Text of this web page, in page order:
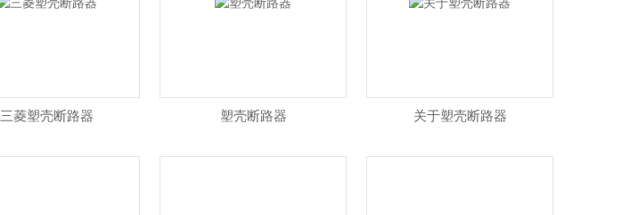
三菱塑壳断路器 塑壳断路器 关于塑壳断路器